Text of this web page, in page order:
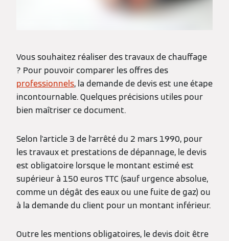
Vous souhaitez réaliser des travaux de chauffage
? Pour pouvoir comparer les offres des
professionnels, la demande de devis est une étape
incontournable. Quelques précisions utiles pour
bien maîtriser ce document.
Selon l'article 3 de l'arrêté du 2 mars 1990, pour
les travaux et prestations de dépannage, le devis
est obligatoire lorsque le montant estimé est
supérieur à 150 euros TTC (sauf urgence absolue,
comme un dégât des eaux ou une fuite de gaz) ou
à la demande du client pour un montant inférieur.
Outre les mentions obligatoires, le devis doit être